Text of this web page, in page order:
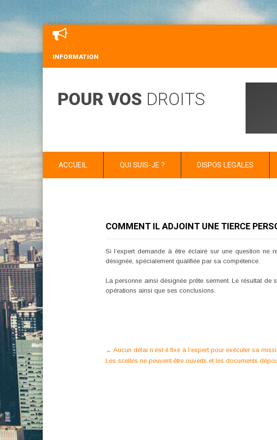
INFORMATION
POUR VOS DROITS
ACCUEIL QUI SUIS-JE ? DISPOS LEGALES
COMMENT IL ADJOINT UNE TIERCE
Si l’expert demande à être éclairé sur une question ne
désignée, spécialement qualifiée par sa compétence.
La personne ainsi désignée prête serment. Le résultat
opérations ainsi que ses conclusions.
Post
navigation
← Aucun délai n’est-il fixé à l’expert pour exécuter sa
Les scellés ne peuvent être ouverts et les documents